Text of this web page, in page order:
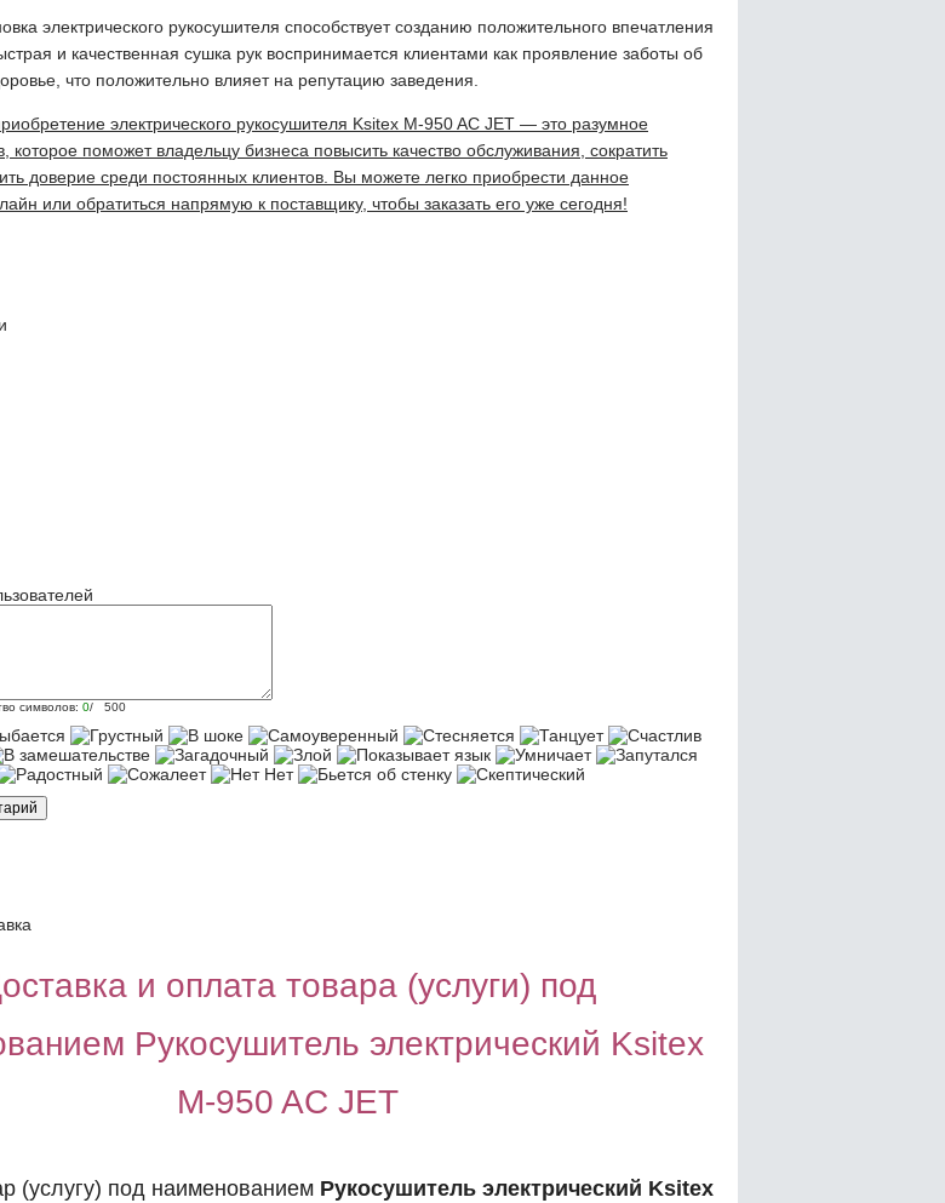
электрического рукосушителя способствует созданию положительного впечатления
и качественная сушка рук воспринимается клиентами как проявление заботы об
что положительно влияет на репутацию заведения.
электрического рукосушителя Ksitex M-950 AC JET — это разумное
которое поможет владельцу бизнеса повысить качество обслуживания, сократить
доверие среди постоянных клиентов. Вы можете легко приобрести данное
или обратиться напрямую к поставщику, чтобы заказать его уже сегодня!
символов: 0/ 500
и оплата товара (услуги) под
Рукосушитель электрический Ksitex
M-950 AC JET
(услугу) под наименованием Рукосушитель электрический Ksitex